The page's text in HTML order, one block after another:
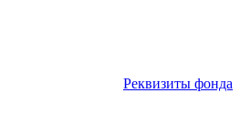
Реквизиты фонда